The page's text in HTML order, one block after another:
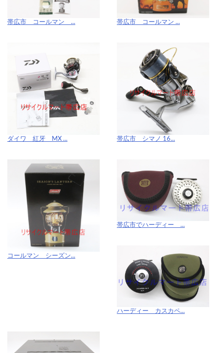
帯広市 コールマン ... 帯広市 コールマン ...
ダイワ 紅牙 MX ... 帯広市 シマノ 16...
コールマン シーズン...
帯広市でハーディー ...
ハーディー カスカペ...